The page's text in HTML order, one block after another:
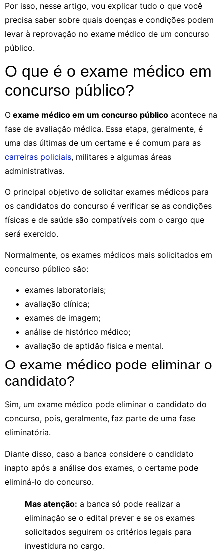
Por isso, nesse artigo, vou explicar tudo o que você
precisa saber sobre quais doenças e condições podem
levar à reprovação no exame médico de um concurso
público.
O que é o exame médico em
concurso público?
O exame médico em um concurso público acontece na
fase de avaliação médica. Essa etapa, geralmente, é
uma das últimas de um certame e é comum para as
carreiras policiais, militares e algumas áreas
administrativas.
O principal objetivo de solicitar exames médicos para
os candidatos do concurso é verificar se as condições
físicas e de saúde são compatíveis com o cargo que
será exercido.
Normalmente, os exames médicos mais solicitados em
concurso público são:
exames laboratoriais;
avaliação clínica;
exames de imagem;
análise de histórico médico;
avaliação de aptidão física e mental.
O exame médico pode eliminar o
candidato?
Sim, um exame médico pode eliminar o candidato do
concurso, pois, geralmente, faz parte de uma fase
eliminatória.
Diante disso, caso a banca considere o candidato
inapto após a análise dos exames, o certame pode
eliminá-lo do concurso.
Mas atenção: a banca só pode realizar a
eliminação se o edital prever e se os exames
solicitados seguirem os critérios legais para
investidura no cargo.